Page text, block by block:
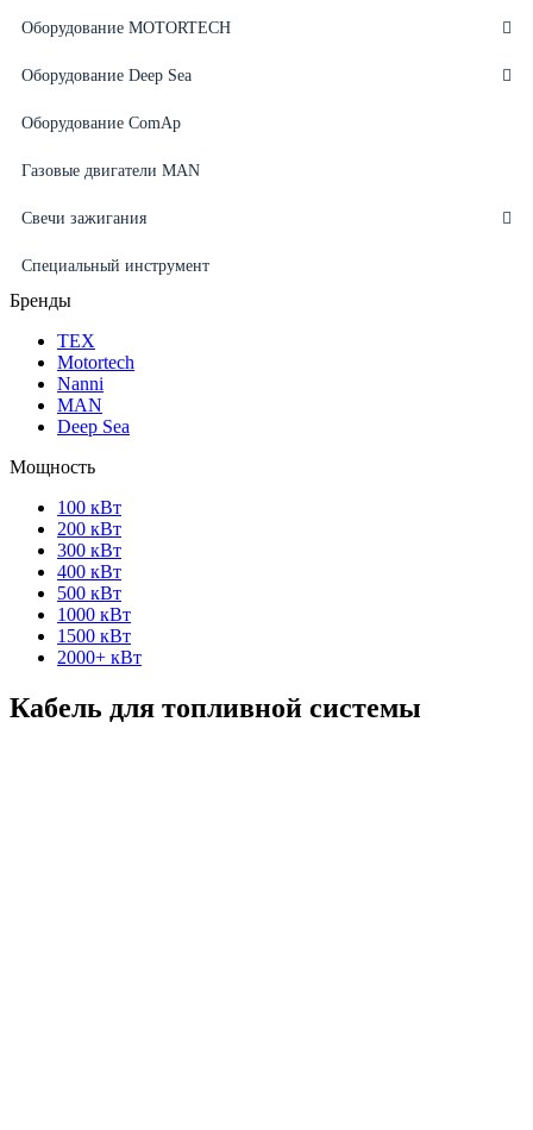
Оборудование MOTORTECH
Оборудование Deep Sea
Оборудование ComAp
Газовые двигатели MAN
Свечи зажигания
Специальный инструмент
Бренды
ТЕХ
Motortech
Nanni
MAN
Deep Sea
Мощность
100 кВт
200 кВт
300 кВт
400 кВт
500 кВт
1000 кВт
1500 кВт
2000+ кВт
Кабель для топливной системы